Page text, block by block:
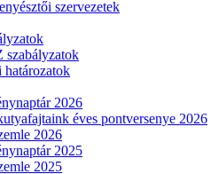
szervezetek
szabályzatok
határozatok
2026
éves pontversenye 2026
2026
2025
2025